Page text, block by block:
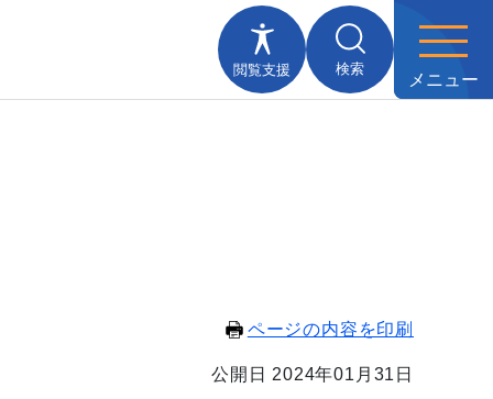
閲覧支援 検索
メニュー
ページの内容を印刷
公開日 2024年01月31日